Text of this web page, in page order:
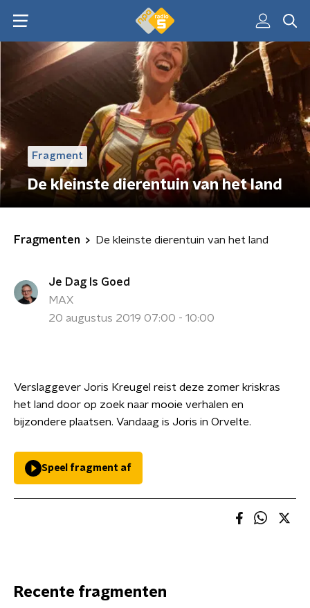
Fragment
De kleinste dierentuin van het land
Fragmenten De kleinste dierentuin van het land
Je Dag Is Goed
MAX
20 augustus 2019 07:00 - 10:00
Verslaggever Joris Kreugel reist deze zomer kriskras
het land door op zoek naar mooie verhalen en
bijzondere plaatsen. Vandaag is Joris in Orvelte.
Speel fragment af
Recente fragmenten